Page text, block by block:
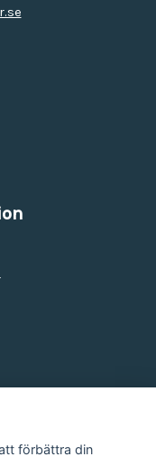
förbättra din